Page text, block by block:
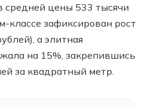
средней цены 533 тысячи
классе зафиксирован рост
а элитная
на 15%, закрепившись
за квадратный метр.​